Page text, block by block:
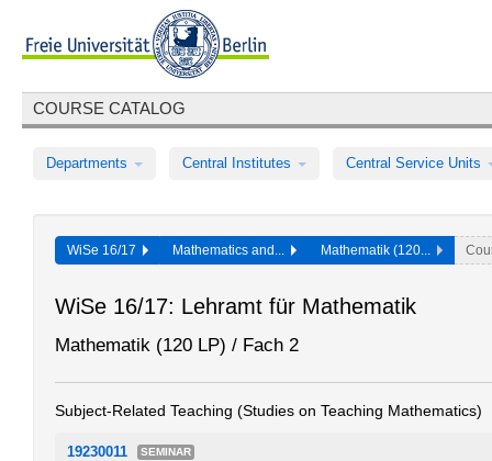
COURSE CATALOG
Departments Central Institutes Central Service Units
WiSe 16/17 Mathematics and... Mathematik (120...
WiSe 16/17: Lehramt für Mathematik
Mathematik (120 LP) / Fach 2
Subject-Related Teaching (Studies on Teaching Mathematics)
19230011 SEMINAR